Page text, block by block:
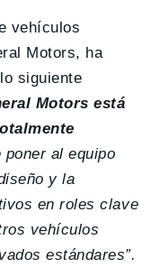
vehículos
Motors, ha
siguiente
Motors está
al equipo
y la
en roles clave
vehículos
estándares”.